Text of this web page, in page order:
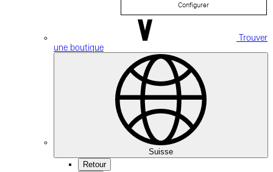
Trouver
une boutique
Suisse
Retour
Configurer